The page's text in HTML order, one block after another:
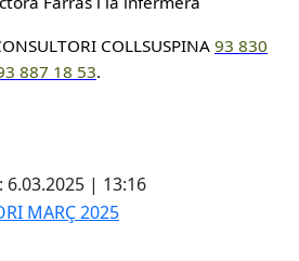
COLLSUSPINA 93 830
887 18 53.
| 13:16
MARÇ 2025